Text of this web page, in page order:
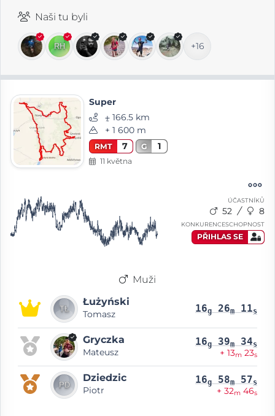
Naši tu byli
+16
Super
⨦ 166.5 km
+ 1 600 m
RMT 7 G 1
11 května
ÚČASTNÍKŮ
52 8
KONKURENCESCHOPNOST
PŘIHLAS SE
Muži
Łużyński
Tomasz 16g 26m 11s
Gryczka
Mateusz
16g 39m 34s
+ 13m 23s
Dziedzic
Piotr
16g 58m 57s
+ 32m 46s